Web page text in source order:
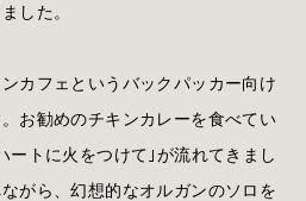
した。
カフェというバックパッカー向け
お勧めのチキンカレーを食べてい
ートに火をつけて｣が流れてきまし
がら、幻想的なオルガンのソロを